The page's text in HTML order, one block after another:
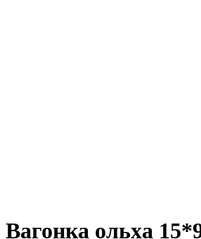
Вагонка ольха